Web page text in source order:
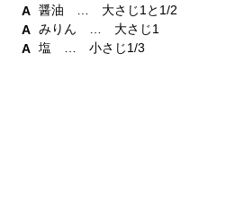
醤油 … 大さじ1と1/2
みりん … 大さじ1
塩 … 小さじ1/3